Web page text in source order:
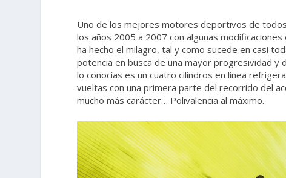
Uno de los mejores motores deportivos de
los años 2005 a 2007 con algunas
ha hecho el milagro, tal y como sucede en casi
potencia en busca de una mayor progresividad
lo conocías es un cuatro cilindros en línea
vueltas con una primera parte del recorrido del
mucho más carácter… Polivalencia al máximo.